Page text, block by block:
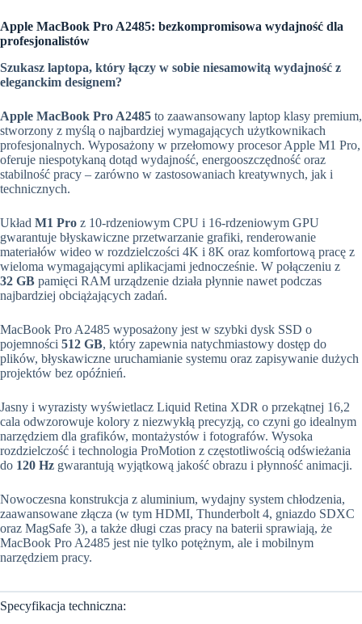
Apple MacBook Pro A2485: bezkompromisowa wydajność dla
profesjonalistów
Szukasz laptopa, który łączy w sobie niesamowitą wydajność z
eleganckim designem?
Apple MacBook Pro A2485 to zaawansowany laptop klasy premium,
stworzony z myślą o najbardziej wymagających użytkownikach
profesjonalnych. Wyposażony w przełomowy procesor Apple M1 Pro,
oferuje niespotykaną dotąd wydajność, energooszczędność oraz
stabilność pracy – zarówno w zastosowaniach kreatywnych, jak i
technicznych.
Układ M1 Pro z 10-rdzeniowym CPU i 16-rdzeniowym GPU
gwarantuje błyskawiczne przetwarzanie grafiki, renderowanie
materiałów wideo w rozdzielczości 4K i 8K oraz komfortową pracę z
wieloma wymagającymi aplikacjami jednocześnie. W połączeniu z
32 GB pamięci RAM urządzenie działa płynnie nawet podczas
najbardziej obciążających zadań.
MacBook Pro A2485 wyposażony jest w szybki dysk SSD o
pojemności 512 GB, który zapewnia natychmiastowy dostęp do
plików, błyskawiczne uruchamianie systemu oraz zapisywanie dużych
projektów bez opóźnień.
Jasny i wyrazisty wyświetlacz Liquid Retina XDR o przekątnej 16,2
cala odwzorowuje kolory z niezwykłą precyzją, co czyni go idealnym
narzędziem dla grafików, montażystów i fotografów. Wysoka
rozdzielczość i technologia ProMotion z częstotliwością odświeżania
do 120 Hz gwarantują wyjątkową jakość obrazu i płynność animacji.
Nowoczesna konstrukcja z aluminium, wydajny system chłodzenia,
zaawansowane złącza (w tym HDMI, Thunderbolt 4, gniazdo SDXC
oraz MagSafe 3), a także długi czas pracy na baterii sprawiają, że
MacBook Pro A2485 jest nie tylko potężnym, ale i mobilnym
narzędziem pracy.
Specyfikacja techniczna: